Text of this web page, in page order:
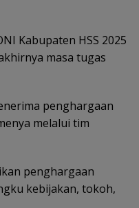
Kabupaten HSS 2025
masa tugas
penghargaan
melalui tim
penghargaan
kebijakan, tokoh,